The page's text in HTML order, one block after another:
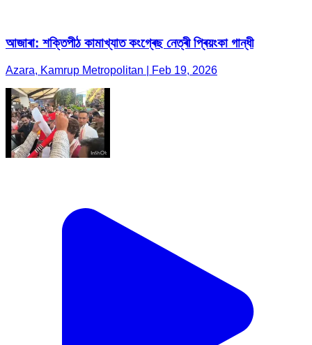
আজাৰা: শক্তিপীঠ কামাখ্যাত কংগ্ৰেছ নেত্ৰী প্ৰিয়ংকা গান্ধী
Azara, Kamrup Metropolitan | Feb 19, 2026